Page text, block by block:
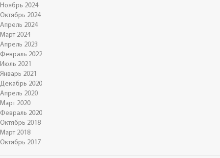
Ноябрь 2024
Октябрь 2024
Апрель 2024
Март 2024
Апрель 2023
Февраль 2022
Июль 2021
Январь 2021
Декабрь 2020
Апрель 2020
Март 2020
Февраль 2020
Октябрь 2018
Март 2018
Октябрь 2017